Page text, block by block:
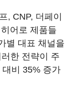
, CNP, 더페이
어로 제품들
별 대표 채널을
한 전략이 주
비 35% 증가